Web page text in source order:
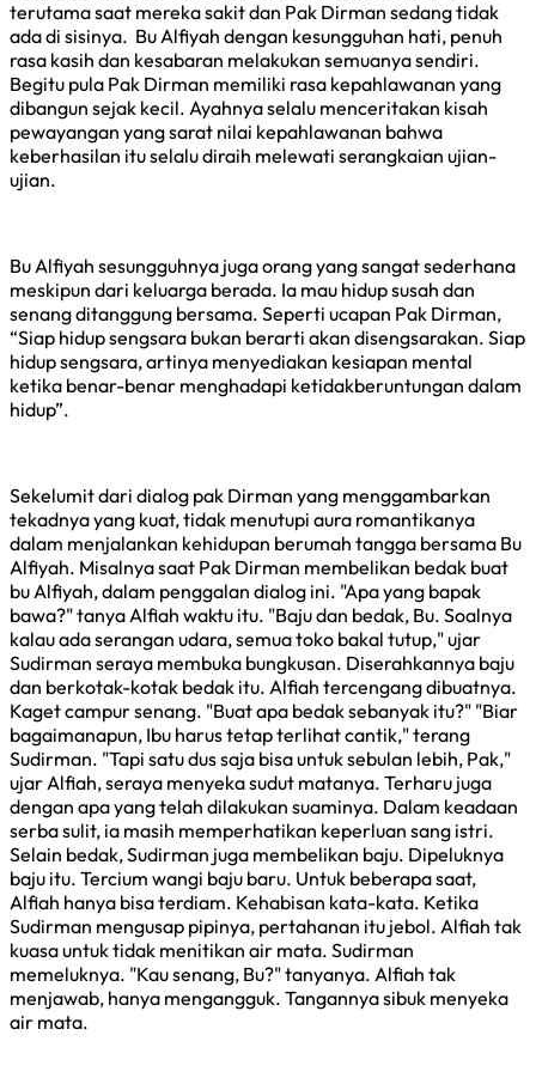
terutama saat mereka sakit dan Pak Dirman sedang tidak
ada di sisinya. Bu Alfiyah dengan kesungguhan hati, penuh
rasa kasih dan kesabaran melakukan semuanya sendiri.
Begitu pula Pak Dirman memiliki rasa kepahlawanan yang
dibangun sejak kecil. Ayahnya selalu menceritakan kisah
pewayangan yang sarat nilai kepahlawanan bahwa
keberhasilan itu selalu diraih melewati serangkaian ujian-
ujian.
Bu Alfiyah sesungguhnya juga orang yang sangat sederhana
meskipun dari keluarga berada. Ia mau hidup susah dan
senang ditanggung bersama. Seperti ucapan Pak Dirman,
“Siap hidup sengsara bukan berarti akan disengsarakan. Siap
hidup sengsara, artinya menyediakan kesiapan mental
ketika benar-benar menghadapi ketidakberuntungan dalam
hidup”.
Sekelumit dari dialog pak Dirman yang menggambarkan
tekadnya yang kuat, tidak menutupi aura romantikanya
dalam menjalankan kehidupan berumah tangga bersama Bu
Alfiyah. Misalnya saat Pak Dirman membelikan bedak buat
bu Alfiyah, dalam penggalan dialog ini. "Apa yang bapak
bawa?" tanya Alfiah waktu itu. "Baju dan bedak, Bu. Soalnya
kalau ada serangan udara, semua toko bakal tutup," ujar
Sudirman seraya membuka bungkusan. Diserahkannya baju
dan berkotak-kotak bedak itu. Alfiah tercengang dibuatnya.
Kaget campur senang. "Buat apa bedak sebanyak itu?" "Biar
bagaimanapun, Ibu harus tetap terlihat cantik," terang
Sudirman. "Tapi satu dus saja bisa untuk sebulan lebih, Pak,"
ujar Alfiah, seraya menyeka sudut matanya. Terharu juga
dengan apa yang telah dilakukan suaminya. Dalam keadaan
serba sulit, ia masih memperhatikan keperluan sang istri.
Selain bedak, Sudirman juga membelikan baju. Dipeluknya
baju itu. Tercium wangi baju baru. Untuk beberapa saat,
Alfiah hanya bisa terdiam. Kehabisan kata-kata. Ketika
Sudirman mengusap pipinya, pertahanan itu jebol. Alfiah tak
kuasa untuk tidak menitikan air mata. Sudirman
memeluknya. "Kau senang, Bu?" tanyanya. Alfiah tak
menjawab, hanya mengangguk. Tangannya sibuk menyeka
air mata.